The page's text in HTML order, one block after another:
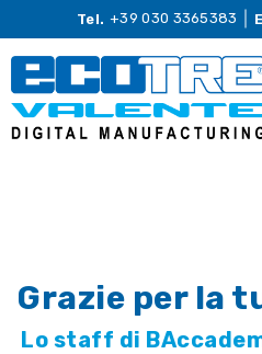
Tel. +39 030 3365383
Grazie per la
Lo staff di